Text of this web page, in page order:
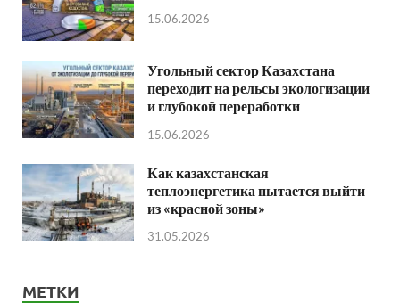
15.06.2026
Угольный сектор Казахстана
переходит на рельсы экологизации
и глубокой переработки
15.06.2026
Как казахстанская
теплоэнергетика пытается выйти
из «красной зоны»
31.05.2026
МЕТКИ